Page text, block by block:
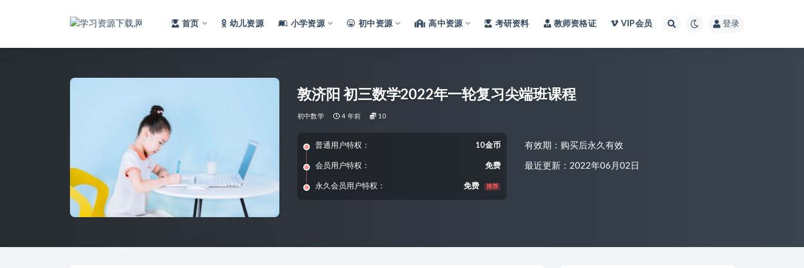
首页 幼儿资源 小学资源 初中资源 高中资源 考研资料 教师资格证 VIP会员 登录
敦济阳 初三数学2022年一轮复习尖端班课程
初中数学 4 年前 10
普通用户特权： 10金币
会员用户特权： 免费
永久会员用户特权： 免费 推荐
有效期：购买后永久有效
最近更新：2022年06月02日